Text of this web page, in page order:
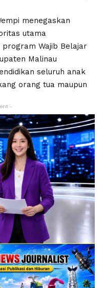
menegaskan
utama
Wajib Belajar
Malinau
seluruh anak
orang tua maupun
-